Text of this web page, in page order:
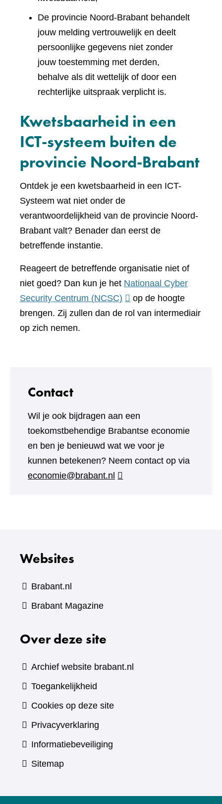
De provincie Noord-Brabant behandelt
jouw melding vertrouwelijk en deelt
persoonlijke gegevens niet zonder
jouw toestemming met derden,
behalve als dit wettelijk of door een
rechterlijke uitspraak verplicht is.
Kwetsbaarheid in een
ICT-systeem buiten de
provincie Noord-Brabant
Ontdek je een kwetsbaarheid in een ICT-
Systeem wat niet onder de
verantwoordelijkheid van de provincie Noord-
Brabant valt? Benader dan eerst de
betreffende instantie.
Reageert de betreffende organisatie niet of
niet goed? Dan kun je het Nationaal Cyber
Security Centrum (NCSC) (verwijst
naar
op de hoogte
brengen. Zij zullen dan de rol van intermediair
op zich nemen.
Contact
Wil je ook bijdragen aan een
toekomstbehendige Brabantse economie
en ben je benieuwd wat we voor je
kunnen betekenen? Neem contact op via
economie@brabant.nl
Websites
Brabant.nl
Brabant Magazine(verwijst
een
website)
Over deze site
Archief website brabant.nl
Toegankelijkheid
Cookies op deze site
Privacyverklaring
Informatiebeveiliging
Sitemap